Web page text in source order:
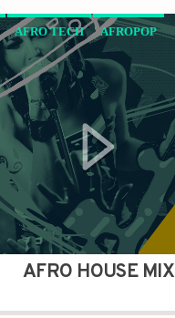
AFRO TECH AFROPOP
AFRO HOUSE MIX